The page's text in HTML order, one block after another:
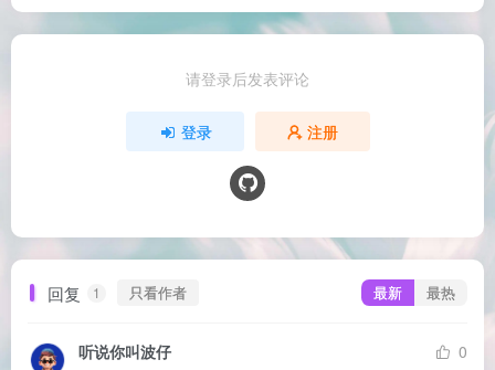
请登录后发表评论
登录 注册
回复 1 只看作者 最新 最热
听说你叫波仔
0